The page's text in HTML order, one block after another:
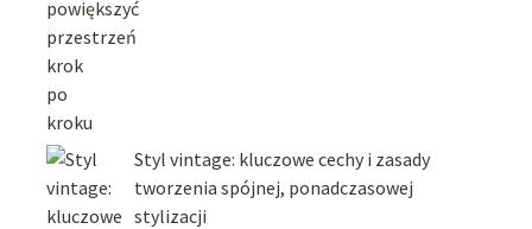
Styl vintage: kluczowe cechy i zasady
tworzenia spójnej, ponadczasowej
stylizacji